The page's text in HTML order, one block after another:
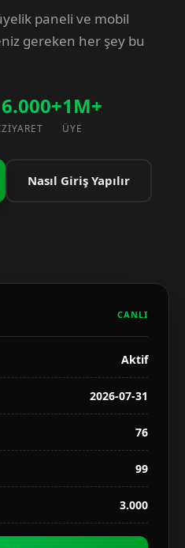
paneli ve mobil
gereken her şey bu
6.000+
ZIYARET
1M+
ÜYE
Nasıl Giriş Yapılır
CANLI
Aktif
2026-07-31
76
99
3.000